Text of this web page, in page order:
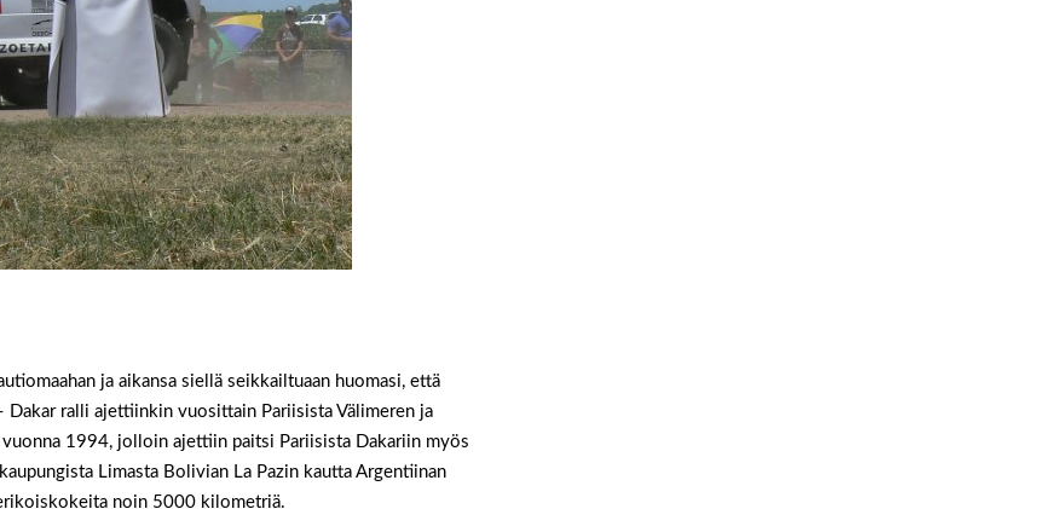
ja aikansa siellä seikkailtuaan huomasi, että
ralli ajettiinkin vuosittain Pariisista Välimeren ja
1994, jolloin ajettiin paitsi Pariisista Dakariin myös
Limasta Bolivian La Pazin kautta Argentiinan
noin 5000 kilometriä.